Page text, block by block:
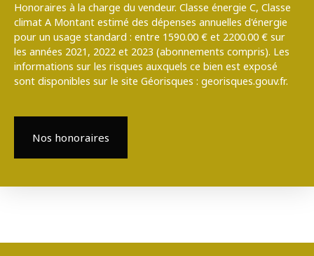
Honoraires à la charge du vendeur. Classe énergie C, Classe
climat A Montant estimé des dépenses annuelles d'énergie
pour un usage standard : entre 1590.00 € et 2200.00 € sur
les années 2021, 2022 et 2023 (abonnements compris). Les
informations sur les risques auxquels ce bien est exposé
sont disponibles sur le site Géorisques : georisques.gouv.fr.
Nos honoraires